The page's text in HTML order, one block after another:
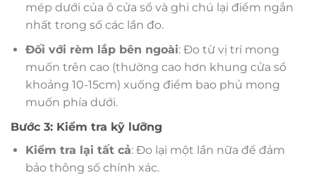
mép dưới của ô cửa sổ và ghi chú lại điểm ngắn
nhất trong số các lần đo.
Đối với rèm lắp bên ngoài: Đo từ vị trí mong
muốn trên cao (thường cao hơn khung cửa sổ
khoảng 10-15cm) xuống điểm bao phủ mong
muốn phía dưới.
Bước 3: Kiểm tra kỹ lưỡng
Kiểm tra lại tất cả: Đo lại một lần nữa để đảm
bảo thông số chính xác.